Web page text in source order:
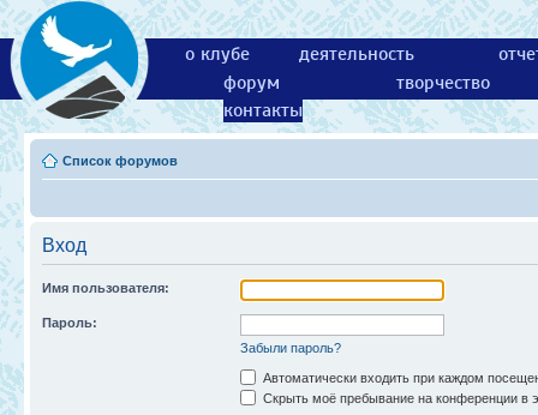
о клубе деятельность
форум
творчество
контакты
Список форумов
Вход
Имя пользователя:
Пароль:
Забыли пароль?
Автоматически входить при каждом
Скрыть моё пребывание на конференции в